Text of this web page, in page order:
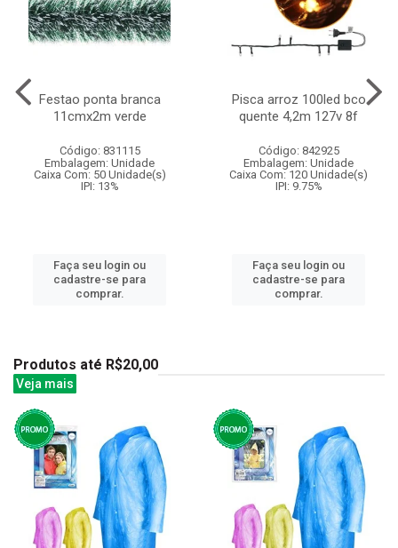
Festao ponta branca
11cmx2m verde
Código: 831115
Embalagem: Unidade
Caixa Com: 50 Unidade(s)
IPI: 13%
Faça seu login ou
cadastre-se para
comprar.
Pisca arroz 100led bco
quente 4,2m 127v 8f
Código: 842925
Embalagem: Unidade
Caixa Com: 120 Unidade(s)
IPI: 9.75%
Faça seu login ou
cadastre-se para
comprar.
Produtos até R$20,00
Veja mais